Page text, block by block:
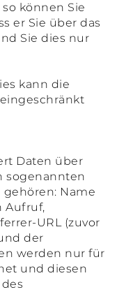
können Sie
er Sie über das
Sie dies nur
kann die
Daten über
sogenannten
gehören: Name
Aufruf,
URL (zuvor
der
werden nur für
und diesen